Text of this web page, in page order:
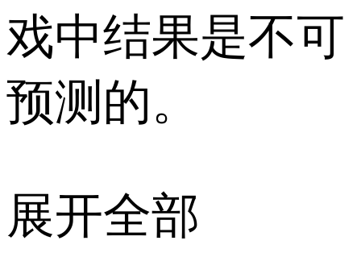
戏中结果是不可
预测的。
展开全部